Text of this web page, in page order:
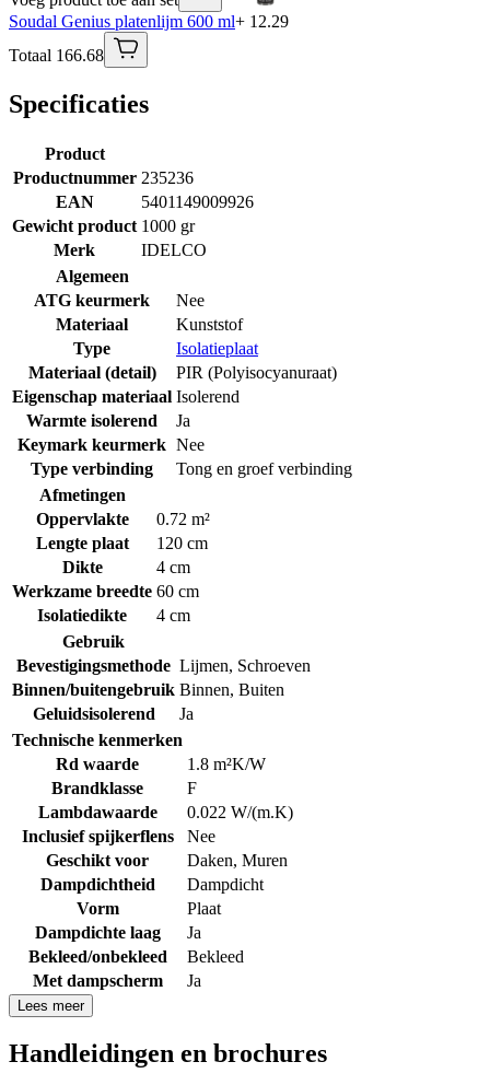
Soudal Genius platenlijm 600 ml+ 12.29
Totaal 166.68
Specificaties
Product
Productnummer 235236
EAN
5401149009926
Gewicht product 1000 gr
Merk
IDELCO
Algemeen
ATG keurmerk
Nee
Materiaal
Kunststof
Type
Isolatieplaat
Materiaal (detail)
PIR (Polyisocyanuraat)
Eigenschap materiaal Isolerend
Warmte isolerend
Ja
Keymark keurmerk Nee
Type verbinding
Tong en groef verbinding
Afmetingen
Oppervlakte
0.72 m²
Lengte plaat
120 cm
Dikte
4 cm
Werkzame breedte 60 cm
Isolatiedikte
4 cm
Gebruik
Bevestigingsmethode Lijmen, Schroeven
Binnen/buitengebruik Binnen, Buiten
Geluidsisolerend
Ja
Technische kenmerken
Rd waarde
1.8 m²K/W
Brandklasse
F
Lambdawaarde
0.022 W/(m.K)
Inclusief spijkerflens
Nee
Geschikt voor
Daken, Muren
Dampdichtheid
Dampdicht
Vorm
Plaat
Dampdichte laag
Ja
Bekleed/onbekleed
Bekleed
Met dampscherm
Ja
Lees meer
Handleidingen en brochures